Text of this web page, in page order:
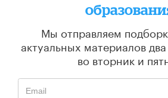
Мы отправляем
актуальных материалов
во вторник и